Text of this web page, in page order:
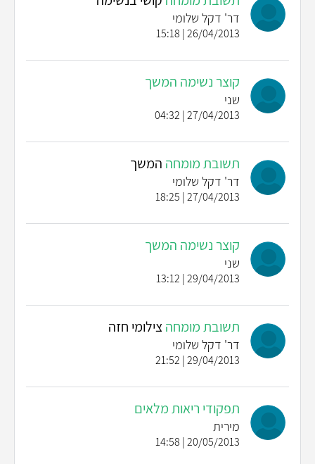
דר' דקל שלומי
26/04/2013 | 15:18
קוצר נשימה המשך
שני
27/04/2013 | 04:32
תשובת מומחה המשך
דר' דקל שלומי
27/04/2013 | 18:25
קוצר נשימה המשך
שני
29/04/2013 | 13:12
תשובת מומחהצילומי חזה
דר' דקל שלומי
29/04/2013 | 21:52
תפקודי ריאות מלאים
מירית
20/05/2013 | 14:58